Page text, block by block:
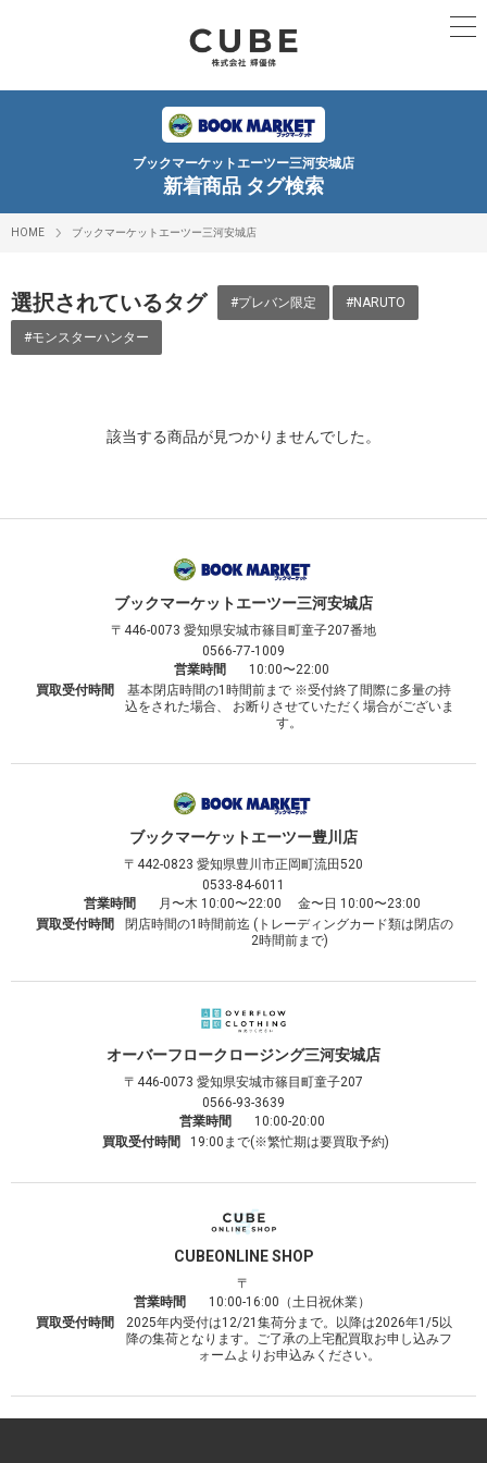
ブックマーケットエーツー三河安城店
新着商品 タグ検索
HOME ブックマーケットエーツー三河安城店
選択されているタグ #プレバン限定 #NARUTO
#モンスターハンター
該当する商品が見つかりませんでした。
ブックマーケットエーツー三河安城店
〒446-0073 愛知県安城市篠目町童子207番地
0566-77-1009
営業時間
10:00〜22:00
買取受付時間
基本閉店時間の1時間前まで ※受付終了間際に多量の持
込をされた場合、 お断りさせていただく場合がございま
す。
ブックマーケットエーツー豊川店
〒442-0823 愛知県豊川市正岡町流田520
0533-84-6011
営業時間
月〜木 10:00〜22:00 金〜日 10:00〜23:00
買取受付時間
閉店時間の1時間前迄 (トレーディングカード類は閉店の
2時間前まで)
オーバーフロークロージング三河安城店
〒446-0073 愛知県安城市篠目町童子207
0566-93-3639
営業時間
10:00-20:00
買取受付時間
19:00まで(※繁忙期は要買取予約)
CUBEONLINE SHOP
〒
営業時間
10:00-16:00（土日祝休業）
買取受付時間
2025年内受付は12/21集荷分まで。以降は2026年1/5以
降の集荷となります。ご了承の上宅配買取お申し込みフ
ォームよりお申込みください。